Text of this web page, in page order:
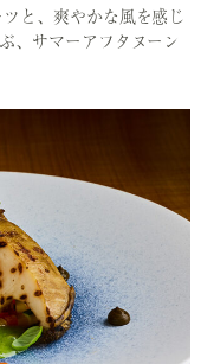
と、爽やかな風を感じ
、サマーアフタヌーン